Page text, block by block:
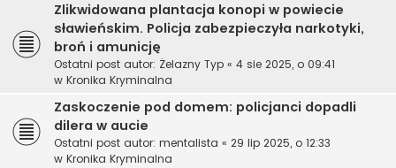
Zlikwidowana plantacja konopi w powiecie
sławieńskim. Policja zabezpieczyła narkotyki,
broń i amunicję
Ostatni post autor: Żelazny Typ « 4 sie 2025, o 09:41
w Kronika Kryminalna
Zaskoczenie pod domem: policjanci dopadli
dilera w aucie
Ostatni post autor: mentalista « 29 lip 2025, o 12:33
w Kronika Kryminalna